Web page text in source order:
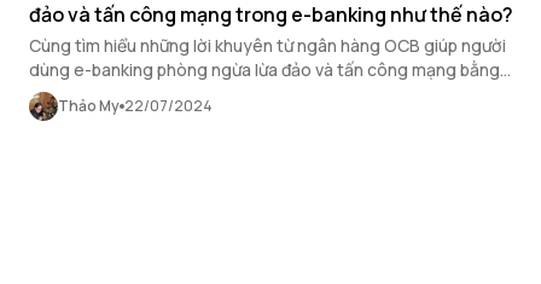
đảo và tấn công mạng trong e-banking như thế nào?
Cùng tìm hiểu những lời khuyên từ ngân hàng OCB giúp người
dùng e-banking phòng ngừa lừa đảo và tấn công mạng bằng
cách bảo vệ thông tin cá nhân và nhận diện các dấu hiệu đáng
ngờ.
Thảo My 22/07/2024